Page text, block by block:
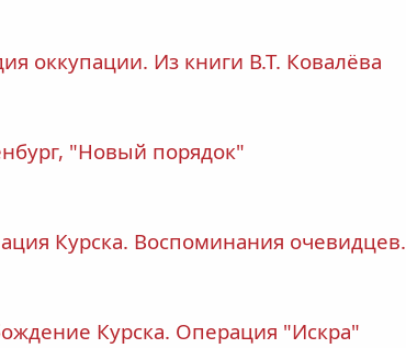
оккупации. Из книги В.Т. Ковалёва
"Новый порядок"
Курска. Воспоминания очевидцев.
Курска. Операция "Искра"